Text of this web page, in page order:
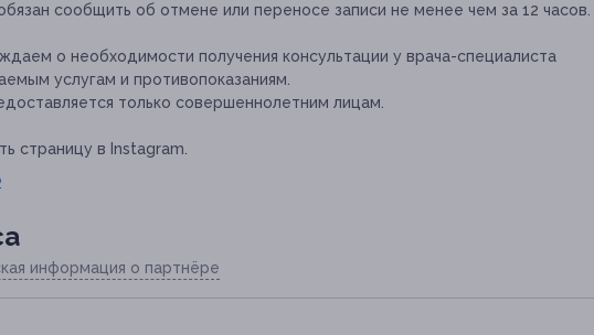
сообщить об отмене или переносе записи не менее чем за 12 часов.
о необходимости получения консультации у врача-специалиста
услугам и противопоказаниям.
только совершеннолетним лицам.
страницу в Instagram.
информация о партнёре